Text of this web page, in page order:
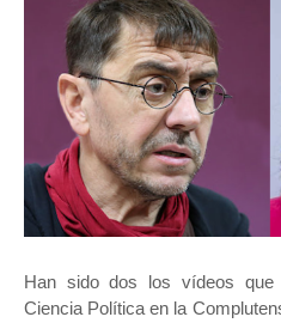
Han sido dos los vídeos
Ciencia Política en la